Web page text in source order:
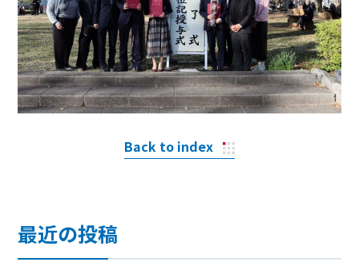
Back to index
最近の投稿